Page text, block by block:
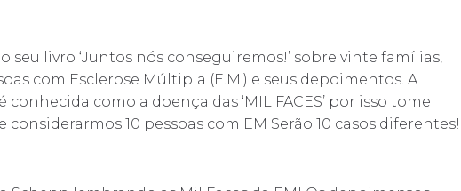
seu livro ‘Juntos nós conseguiremos!’ sobre vinte famílias,
com Esclerose Múltipla (E.M.) e seus depoimentos. A
conhecida como a doença das ‘MIL FACES’ por isso tome
10 pessoas com EM Serão 10 casos diferentes!